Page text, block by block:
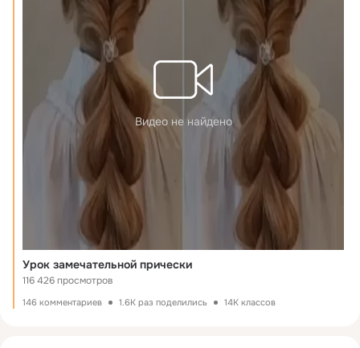
Видео не найдено
Урок замечательной прически
116 426 просмотров
146 комментариев 1.6K раз поделились 14K классов